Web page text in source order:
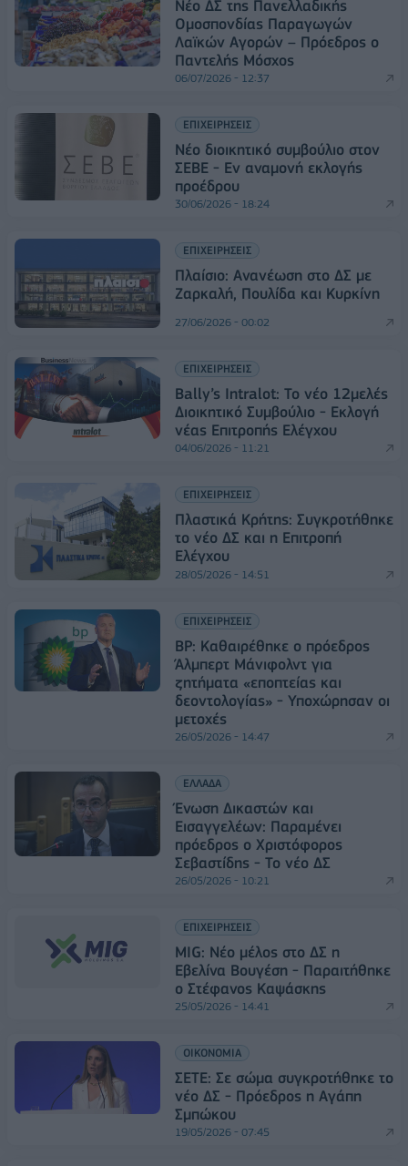
Νέο ΔΣ της Πανελλαδικής
Ομοσπονδίας Παραγωγών
Λαϊκών Αγορών – Πρόεδρος ο
Παντελής Μόσχος
06/07/2026 - 12:37
ΕΠΙΧΕΙΡΗΣΕΙΣ
Nέο διοικητικό συμβούλιο στον
ΣΕΒΕ - Εν αναμονή εκλογής
προέδρου
30/06/2026 - 18:24
ΕΠΙΧΕΙΡΗΣΕΙΣ
Πλαίσιο: Ανανέωση στο ΔΣ με
Ζαρκαλή, Πουλίδα και Κυρκίνη
27/06/2026 - 00:02
ΕΠΙΧΕΙΡΗΣΕΙΣ
Bally’s Intralot: Το νέο 12μελές
Διοικητικό Συμβούλιο - Εκλογή
νέας Επιτροπής Ελέγχου
04/06/2026 - 11:21
ΕΠΙΧΕΙΡΗΣΕΙΣ
Πλαστικά Κρήτης: Συγκροτήθηκε
το νέο ΔΣ και η Επιτροπή
Ελέγχου
28/05/2026 - 14:51
ΕΠΙΧΕΙΡΗΣΕΙΣ
BP: Καθαιρέθηκε ο πρόεδρος
Άλμπερτ Μάνιφολντ για
ζητήματα «εποπτείας και
δεοντολογίας» - Υποχώρησαν οι
μετοχές
26/05/2026 - 14:47
ΕΛΛΑΔΑ
Ένωση Δικαστών και
Εισαγγελέων: Παραμένει
πρόεδρος ο Χριστόφορος
Σεβαστίδης - Το νέο ΔΣ
26/05/2026 - 10:21
ΕΠΙΧΕΙΡΗΣΕΙΣ
MIG: Νέο μέλος στο ΔΣ η
Εβελίνα Βουγέση - Παραιτήθηκε
ο Στέφανος Καψάσκης
25/05/2026 - 14:41
ΟΙΚΟΝΟΜΙΑ
ΣΕΤΕ: Σε σώμα συγκροτήθηκε το
νέο ΔΣ - Πρόεδρος η Αγάπη
Σμπώκου
19/05/2026 - 07:45